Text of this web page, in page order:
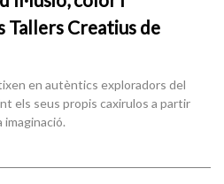
Creatius de
en autèntics exploradors del
els seus propis caxirulos a partir
imaginació.